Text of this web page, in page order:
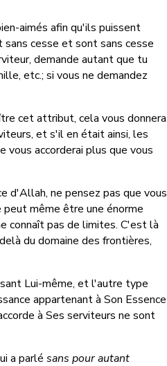
aimés afin qu'ils puissent
cesse et sont sans cesse
demande autant que tu
etc.; si vous ne demandez
cet attribut, cela vous donnera
et s'il en était ainsi, les
accorderai plus que vous
d'Allah, ne pensez pas que vous
même être une énorme
connaît pas de limites. C'est là
du domaine des frontières,
Lui-même, et l'autre type
appartenant à Son Essence
à Ses serviteurs ne sont
a parlé sans pour autant